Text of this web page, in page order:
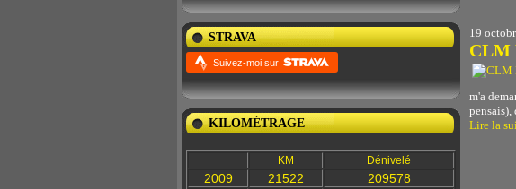
STRAVA
Suivez-moi sur
KILOMÉTRAGE
KM Dénivelé
2009 21522
209578
19
CLM
m'a
pensais),
Lire la